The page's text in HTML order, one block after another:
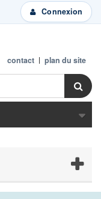
Connexion
contact plan du site